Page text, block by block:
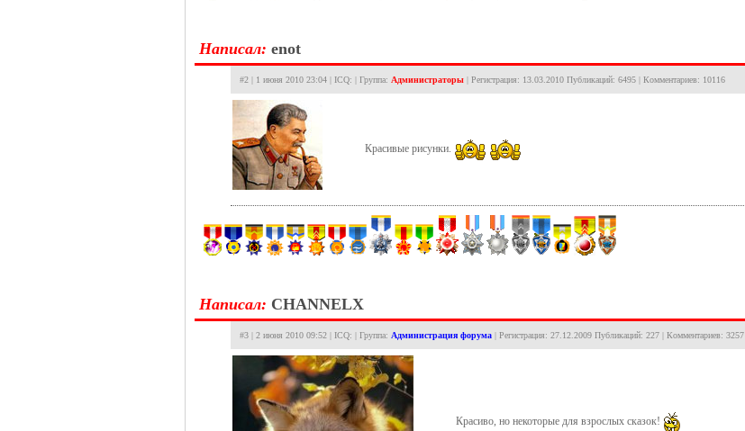
Hаписал: enot
#2 | 1 июня 2010 23:04 | ICQ: | Группа: Администраторы | Регистрация: 13.03.2010 Публикаций: 6495 | Комментариев: 10116
Красивые рисунки.
Hаписал: CHANNELX
#3 | 2 июня 2010 09:52 | ICQ: | Группа: Администрация форума | Регистрация: 27.12.2009 Публикаций: 227 | Комментариев: 3257
Красиво, но некоторые для взрослых сказок!